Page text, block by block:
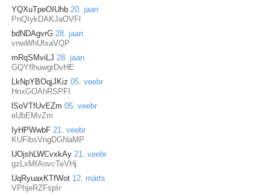
YQXuTpeOIUhb 20. jaan
PnQIykDAKJaOVFl
bdNDAgvrG 28. jaan
vnwWhUfxaVQP
mRqSMviLJ 28. jaan
GQYflhuwgrDvHE
LkNpYBOqjJKiz 05. veebr
HnxGOAhRSPFI
lSoVTfUvEZm 05. veebr
eUbEMvZm
IyHPWwbF 21. veebr
KUFibsVngDGNaMP
UOjshLWCvxkAy 21. veebr
gzLxMfAovcTeVHj
UqRyuaxKTfWot 12. märts
VPhjeRZFspIr